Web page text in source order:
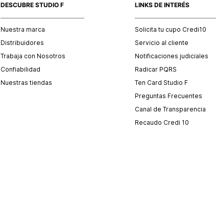
DESCUBRE STUDIO F
Nuestra marca
Distribuidores
Trabaja con Nosotros
Confiabilidad
Nuestras tiendas
LINKS DE INTERÉS
Solicita tu cupo Credi10
Servicio al cliente
Notificaciones judiciales
Radicar PQRS
Ten Card Studio F
Preguntas Frecuentes
Canal de Transparencia
Recaudo Credi 10